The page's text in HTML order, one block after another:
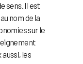
sens. Il est
nom de la
sur le
les